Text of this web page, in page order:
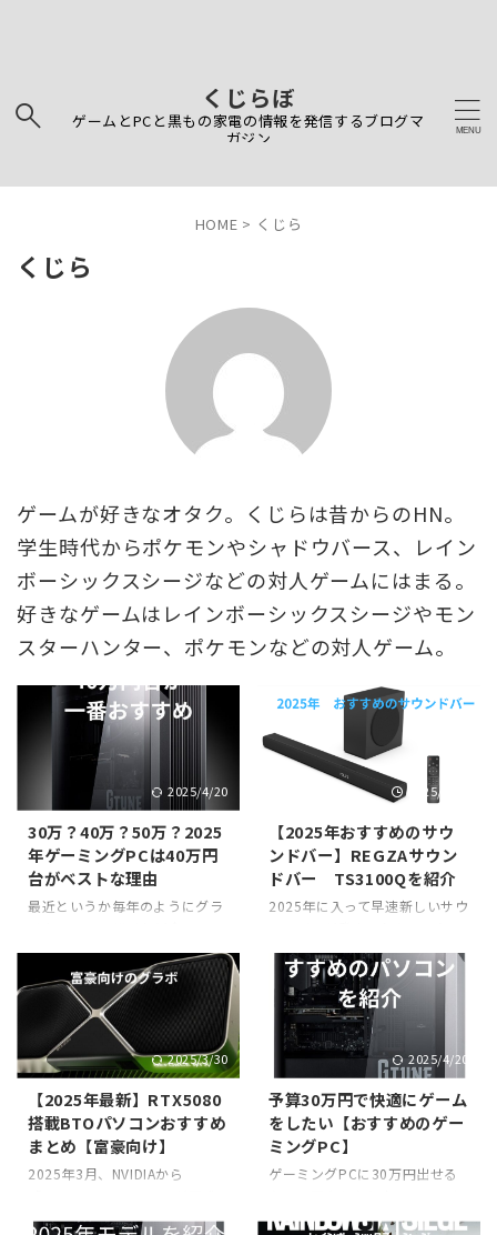
くじらぼ
ゲームとPCと黒もの家電の情報を発信するブログマ
ガジン
HOME > くじら
くじら
ゲームが好きなオタク。くじらは昔からのHN。
学生時代からポケモンやシャドウバース、レイン
ボーシックスシージなどの対人ゲームにはまる。
好きなゲームはレインボーシックスシージやモン
スターハンター、ポケモンなどの対人ゲーム。
2025/4/20
30万？40万？50万？2025
年ゲーミングPCは40万円
台がベストな理由
最近というか毎年のようにグラ
PC部品の価格上昇が止まらなく
て、ゲームをするためのPCを買
うハードルが上がり続けてい
る。俺の個人的な肌感覚では5
～6年前までは30万円あればゲ
ームを高画質で遊べてついでに
配信もできるPCが買えたんだけ
ど、今は同程度のスペックで考
えたら40万円～最悪50万は見
る必要がある。ってのが俺の持
論。 30万、40万、50万…ゲー
ば正解なのか迷う。俺も最初は
2025/2/12
【2025年おすすめのサウ
ンドバー】REGZAサウン
ドバー TS3100Qを紹介
2025年に入って早速新しいサウ
REGZAのサウンドバー、
TS3100Q。 これはざっくりサ
ウンドバー本体にサブウーファ
ーが付属したモデルではあっ
て、最近よくある構成ではある
んだけど、調べてみると色々特
徴がある事がわかった。 今回は
TS3100Qの特徴とおすすめでき
るポイントを紹介していきた
い。 仕様まとめ まずは仕様の
まとめから。前世代のTS216G
TS3100QTS216Gスピーカーch
2025/3/30
【2025年最新】RTX5080
搭載BTOパソコンおすすめ
まとめ【富豪向け】
2025年3月、NVIDIAから
発表された。前世代の同グレー
2025/4/20
予算30万円で快適にゲーム
をしたい【おすすめのゲー
ミングPC】
ゲーミングPCに30万円出せる
が狙える。だけど「どれを選べ